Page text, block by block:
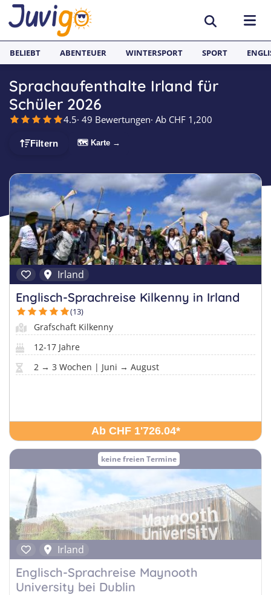
AKTIVITÄTEN
Sportcamps
Lerncamps
Surfcamps
Outdoorcamps
Fussballcamps
Segelcamps
Tenniscamps
Skilager
Snowboard-Lager
REISEZIELE
Aargau
Basel
Bern
Freiburg
Graubünden
Luzern
Tessin
Waadt
Zürich
Sprachreisen
Englisch Sprachferien England
Sprachferien Frankreich
Sprachferien Spanien
Sprachferien in der Schweiz
Englisch Sprachferien USA
Englisch Sprachferien Malta
Italienisch Sprachferien Italien
Sprachferien in Österreich
JUGENDREISEN
Spanien
Italien
Deutschland
Frankreich
Portugal
Österreich
Holland
USA
BELIEBT ABENTEUER WINTERSPORT SPORT
Sprachaufenthalte Irland für
Schüler 2026
4.5· 49 Bewertungen· Ab CHF 1,200
Filtern 🗺 Karte →
Irland
Englisch-Sprachreise Kilkenny in Irland
(13)
Grafschaft Kilkenny
12-17 Jahre
2 → 3 Wochen | Juni → August
Ab CHF 1'726.04*
keine freien Termine
Irland
Englisch-Sprachreise Maynooth
University bei Dublin